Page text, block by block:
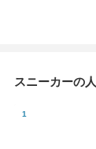
スニーカーの